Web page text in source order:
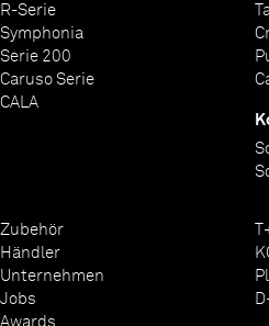
R-Serie
Symphonia
Serie 200
Caruso Serie
CALA
Zubehör
Händler
Unternehmen
Jobs
Awards